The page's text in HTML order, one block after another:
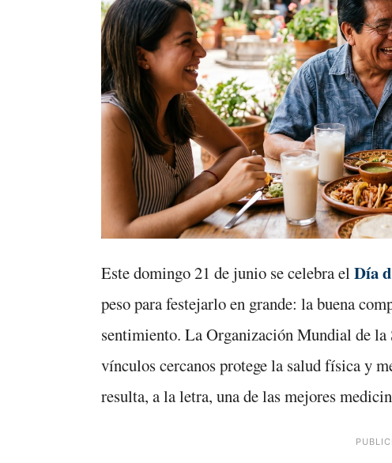
Este domingo 21 de junio se celebra elDía
peso para festejarlo en grande: la buena
sentimiento. La Organización Mundial de
vínculos cercanos protege la salud física y
resulta, a la letra, una de las mejores